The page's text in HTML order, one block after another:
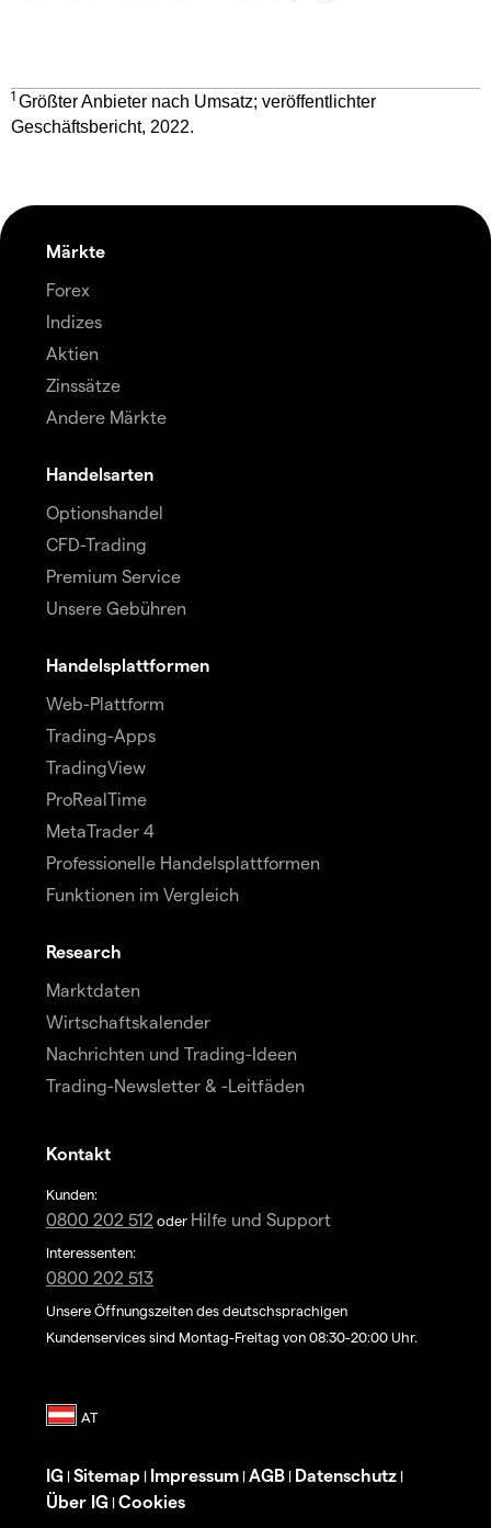
1 Größter Anbieter nach Umsatz; veröffentlichter
Geschäftsbericht, 2022.
Märkte
Forex
Indizes
Aktien
Zinssätze
Andere Märkte
Handelsarten
Optionshandel
CFD-Trading
Premium Service
Unsere Gebühren
Handelsplattformen
Web-Plattform
Trading-Apps
TradingView
ProRealTime
MetaTrader 4
Professionelle Handelsplattformen
Funktionen im Vergleich
Research
Marktdaten
Wirtschaftskalender
Nachrichten und Trading-Ideen
Trading-Newsletter & -Leitfäden
Kontakt
Kunden:
0800 202 512 oder Hilfe und Support
Interessenten:
0800 202 513
Unsere Öffnungszeiten des deutschsprachigen
Kundenservices sind Montag-Freitag von 08:30-20:00 Uhr.
IG | Sitemap | Impressum | AGB | Datenschutz |
Über IG | Cookies